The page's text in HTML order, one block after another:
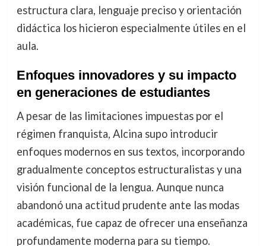
estructura clara, lenguaje preciso y orientación
didáctica los hicieron especialmente útiles en el
aula.
Enfoques innovadores y su impacto
en generaciones de estudiantes
A pesar de las limitaciones impuestas por el
régimen franquista, Alcina supo introducir
enfoques modernos en sus textos, incorporando
gradualmente conceptos estructuralistas y una
visión funcional de la lengua. Aunque nunca
abandonó una actitud prudente ante las modas
académicas, fue capaz de ofrecer una enseñanza
profundamente moderna para su tiempo.